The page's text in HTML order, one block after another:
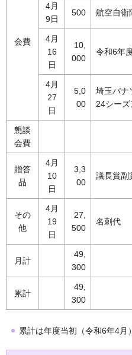
会費
4月
9日
500 航空自衛
4月
16
日
10,
000
令和6年
4月
27
日
5,0
00
埼玉パナ
24シー
懇談
会費
贈答
品
4月
10
日
3,3
00
議長賞副
その
他
4月
19
日
27,
500
名刺代
月計
49,
300
累計
49,
300
累計は年度当初（令和6年4月